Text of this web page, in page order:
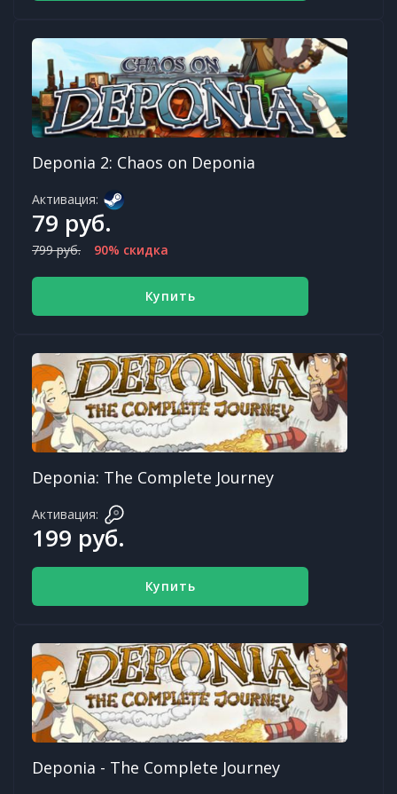
Deponia 2: Chaos on Deponia
Активация:
79 руб.
799 руб. 90% скидка
Купить
Deponia: The Complete Journey
Активация:
199 руб.
Купить
Deponia - The Complete Journey